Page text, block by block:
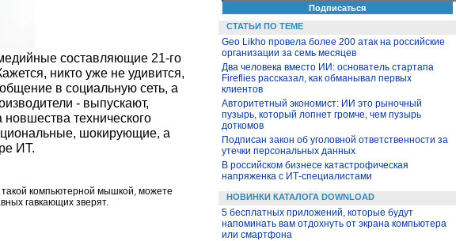
составляющие 21-го
никто уже не удивится,
в социальную сеть, а
- выпускают,
технического
шокирующие, а
ИТ.
такой компьютерной мышкой, можете
гавкающих зверят.
СТАТЬИ ПО ТЕМЕ
Geo Likho провела более 200 атак на российские
организации за семь месяцев
Два человека вместо ИИ: основатель стартапа
Fireflies рассказал, как обманывал первых
клиентов
Авторитетный экономист: ИИ это рыночный
пузырь, который лопнет громче, чем пузырь
доткомов
Подписан закон об уголовной ответственности за
утечки персональных данных
В российском бизнесе катастрофическая
напряженка с ИТ-специалистами
НОВИНКИ КАТАЛОГА DOWNLOAD
5 бесплатных приложений, которые будут
напоминать вам отдохнуть от экрана компьютера
или смартфона